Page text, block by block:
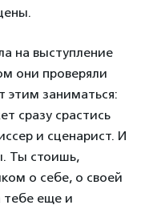
на выступление
они проверяли
этим заниматься:
сразу срастись
и сценарист. И
Ты стоишь,
о себе, о своей
тебе еще и